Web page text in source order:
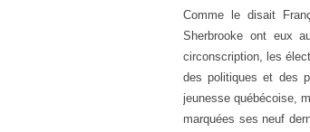
Comme le disait
Sherbrooke ont eux
circonscription, les
des politiques et des
jeunesse québécoise,
marquées ses neuf